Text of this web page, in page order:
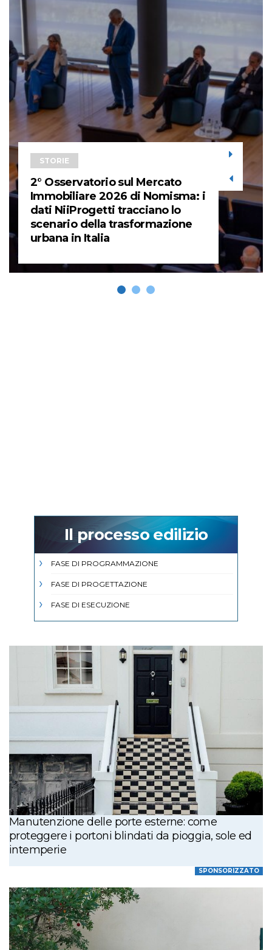
STORIE
2° Osservatorio sul Mercato
Immobiliare 2026 di Nomisma: i
dati NiiProgetti tracciano lo
scenario della trasformazione
urbana in Italia
Il processo edilizio
FASE DI PROGRAMMAZIONE
FASE DI PROGETTAZIONE
FASE DI ESECUZIONE
Manutenzione delle porte esterne: come
proteggere i portoni blindati da pioggia, sole ed
intemperie
SPONSORIZZATO